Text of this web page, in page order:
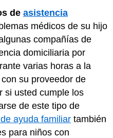
de asistencia
médicos de su hijo
compañías de
domiciliaria por
varias horas a la
su proveedor de
si usted cumple los
de este tipo de
ayuda familiar también
para niños con